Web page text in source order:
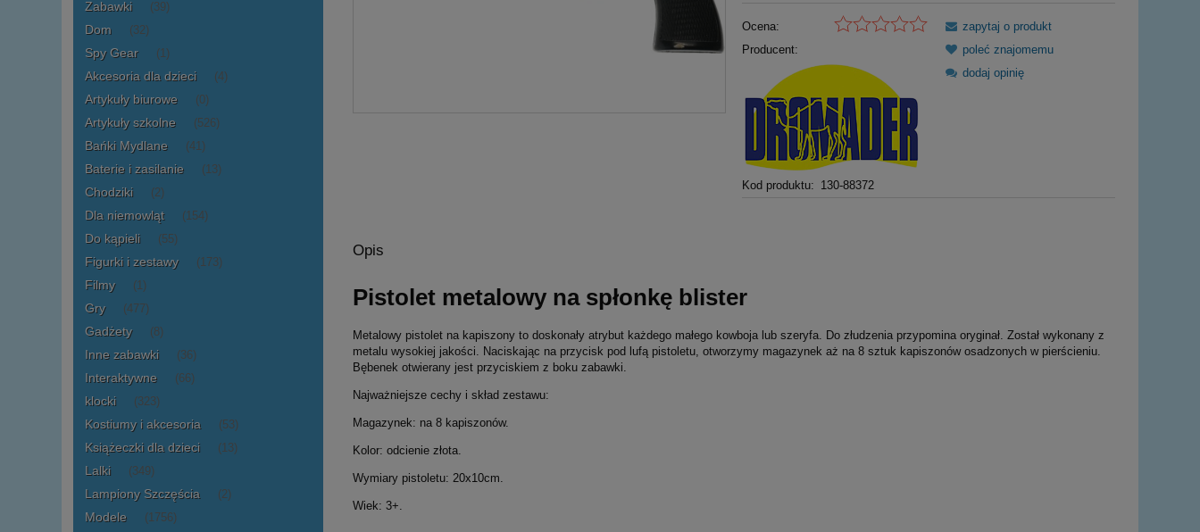
Zabawki (39)
Dom (32)
Spy Gear (1)
Akcesoria dla dzieci (4)
Artykuły biurowe (0)
Artykuły szkolne (526)
Bańki Mydlane (41)
Baterie i zasilanie (13)
Chodziki (2)
Dla niemowląt (154)
Do kąpieli (55)
Figurki i zestawy (173)
Filmy (1)
Gry (477)
Gadżety (8)
Inne zabawki (36)
Interaktywne (66)
klocki (323)
Kostiumy i akcesoria (53)
Książeczki dla dzieci (13)
Lalki (349)
Lampiony Szczęścia (2)
Modele (1756)
Ocena:
Producent:
Kod produktu: 130-88372
zapytaj o produkt
poleć znajomemu
dodaj opinię
Opis
Pistolet metalowy na spłonkę blister
Metalowy pistolet na kapiszony to doskonały atrybut każdego małego kowboja lub szeryfa. Do złudzenia przypomina oryginał. Został wykonany z
metalu wysokiej jakości. Naciskając na przycisk pod lufą pistoletu, otworzymy magazynek aż na 8 sztuk kapiszonów osadzonych w pierścieniu.
Bębenek otwierany jest przyciskiem z boku zabawki.
Najważniejsze cechy i skład zestawu:
Magazynek: na 8 kapiszonów.
Kolor: odcienie złota.
Wymiary pistoletu: 20x10cm.
Wiek: 3+.